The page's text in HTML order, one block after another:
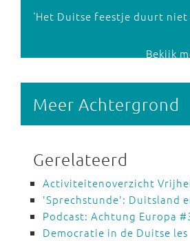
‘Het Duitse feestje duurt niet
Bekijk
Meer Achtergrond
Gerelateerd
Activiteitenoverzicht
'Sprechstunde': Duitsland
Podcast: Achtung Europa
Democratie in de Duitse les